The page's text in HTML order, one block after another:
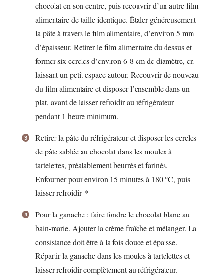
chocolat en son centre, puis recouvrir d’un autre film
alimentaire de taille identique. Étaler généreusement
la pâte à travers le film alimentaire, d’environ 5 mm
d’épaisseur. Retirer le film alimentaire du dessus et
former six cercles d’environ 6-8 cm de diamètre, en
laissant un petit espace autour. Recouvrir de nouveau
du film alimentaire et disposer l’ensemble dans un
plat, avant de laisser refroidir au réfrigérateur
pendant 1 heure minimum.
Retirer la pâte du réfrigérateur et disposer les cercles
de pâte sablée au chocolat dans les moules à
tartelettes, préalablement beurrés et farinés.
Enfourner pour environ 15 minutes à 180 °C, puis
laisser refroidir. *
Pour la ganache : faire fondre le chocolat blanc au
bain-marie. Ajouter la crème fraîche et mélanger. La
consistance doit être à la fois douce et épaisse.
Répartir la ganache dans les moules à tartelettes et
laisser refroidir complètement au réfrigérateur.